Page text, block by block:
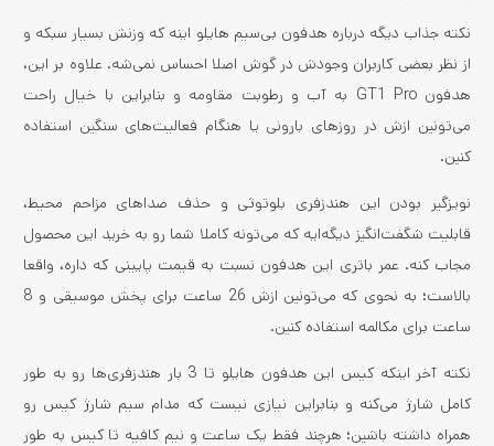
نکته جذاب دیگه درباره هدفون بی‌سیم هایلو اینه که وزنش بسیار سبکه و
از نظر بعضی کاربران وجودش در گوش اصلا احساس نمی‌شه. علاوه بر این،
هدفون GT1 Pro به آب و رطوبت مقاومه و بنابراین با خیال راحت
می‌تونین ازش در روزهای بارونی یا هنگام فعالیت‌های سنگین استفاده
کنین.
نویزگیر بودن این هندزفری بلوتوثی و حذف صداهای مزاحم محیط،
قابلیت شگفت‌انگیز دیگه‌ایه که می‌تونه کاملا شما رو به خرید این محصول
مجاب کنه. عمر باتری این هدفون نسبت به قیمت پایینی که داره، واقعا
بالاست؛ به نحوی که می‌تونین ازش 26 ساعت برای پخش موسیقی و 8
ساعت برای مکالمه استفاده کنین.
نکته آخر اینکه کیس این هدفون هایلو تا 3 بار هندزفری‌ها رو به طور
کامل شارژ می‌کنه و بنابراین نیازی نیست که مدام سیم شارژ کیس رو
همراه داشته باشین؛ هرچند فقط یک ساعت و نیم کافیه تا کیس به طور